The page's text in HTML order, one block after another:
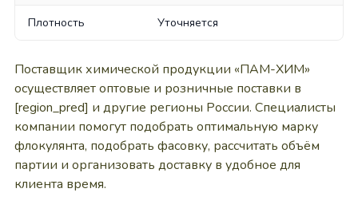
Плотность Уточняется
Поставщик химической продукции «ПАМ-ХИМ»
осуществляет оптовые и розничные поставки в
[region_pred] и другие регионы России. Специалисты
компании помогут подобрать оптимальную марку
флокулянта, подобрать фасовку, рассчитать объём
партии и организовать доставку в удобное для
клиента время.